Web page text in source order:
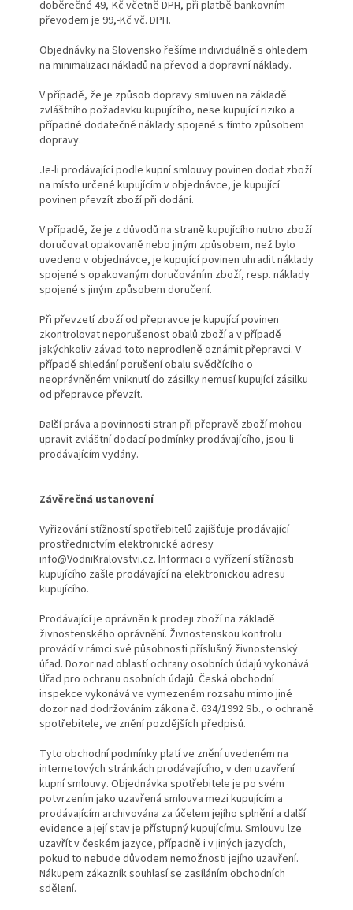
doběrečné 49,-Kč včetně DPH, při platbě bankovním
převodem je 99,-Kč vč. DPH.
Objednávky na Slovensko řešíme individuálně s ohledem
na minimalizaci nákladů na převod a dopravní náklady.
V případě, že je způsob dopravy smluven na základě
zvláštního požadavku kupujícího, nese kupující riziko a
případné dodatečné náklady spojené s tímto způsobem
dopravy.
Je-li prodávající podle kupní smlouvy povinen dodat zboží
na místo určené kupujícím v objednávce, je kupující
povinen převzít zboží při dodání.
V případě, že je z důvodů na straně kupujícího nutno zboží
doručovat opakovaně nebo jiným způsobem, než bylo
uvedeno v objednávce, je kupující povinen uhradit náklady
spojené s opakovaným doručováním zboží, resp. náklady
spojené s jiným způsobem doručení.
Při převzetí zboží od přepravce je kupující povinen
zkontrolovat neporušenost obalů zboží a v případě
jakýchkoliv závad toto neprodleně oznámit přepravci. V
případě shledání porušení obalu svědčícího o
neoprávněném vniknutí do zásilky nemusí kupující zásilku
od přepravce převzít.
Další práva a povinnosti stran při přepravě zboží mohou
upravit zvláštní dodací podmínky prodávajícího, jsou-li
prodávajícím vydány.
Závěrečná ustanovení
Vyřizování stížností spotřebitelů zajišťuje prodávající
prostřednictvím elektronické adresy
info@VodniKralovstvi.cz. Informaci o vyřízení stížnosti
kupujícího zašle prodávající na elektronickou adresu
kupujícího.
Prodávající je oprávněn k prodeji zboží na základě
živnostenského oprávnění. Živnostenskou kontrolu
provádí v rámci své působnosti příslušný živnostenský
úřad. Dozor nad oblastí ochrany osobních údajů vykonává
Úřad pro ochranu osobních údajů. Česká obchodní
inspekce vykonává ve vymezeném rozsahu mimo jiné
dozor nad dodržováním zákona č. 634/1992 Sb., o ochraně
spotřebitele, ve znění pozdějších předpisů.
Tyto obchodní podmínky platí ve znění uvedeném na
internetových stránkách prodávajícího, v den uzavření
kupní smlouvy. Objednávka spotřebitele je po svém
potvrzením jako uzavřená smlouva mezi kupujícím a
prodávajícím archivována za účelem jejího splnění a další
evidence a její stav je přístupný kupujícímu. Smlouvu lze
uzavřít v českém jazyce, případně i v jiných jazycích,
pokud to nebude důvodem nemožnosti jejího uzavření.
Nákupem zákazník souhlasí se zasíláním obchodních
sdělení.